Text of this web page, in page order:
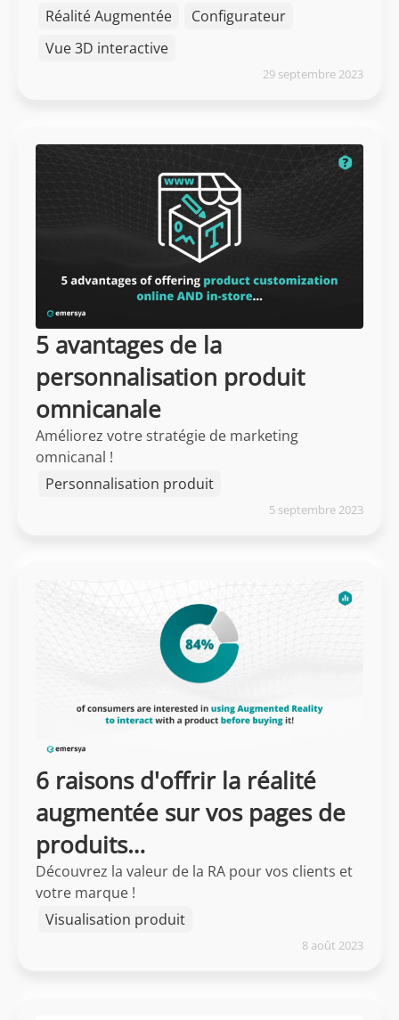
Réalité Augmentée
Configurateur
Vue 3D interactive
29 septembre 2023
5 avantages de la
personnalisation produit
omnicanale
Améliorez votre stratégie de marketing
omnicanal !
Personnalisation produit
5 septembre 2023
6 raisons d'offrir la réalité
augmentée sur vos pages de
produits…
Découvrez la valeur de la RA pour vos clients et
votre marque !
Visualisation produit
8 août 2023